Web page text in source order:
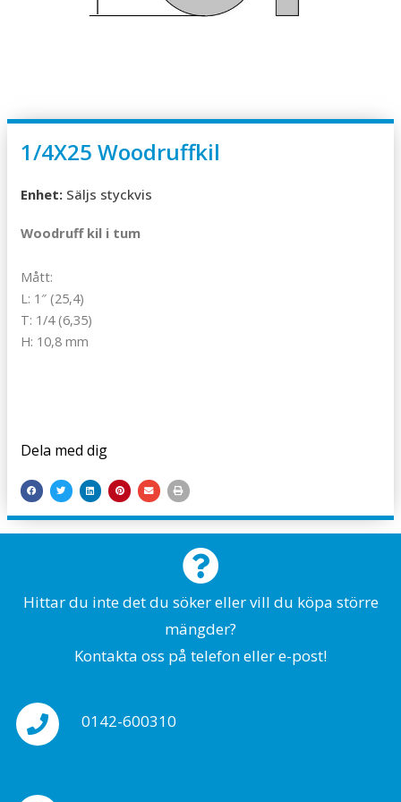
1/4X25 Woodruffkil
Enhet: Säljs styckvis
Woodruff kil i tum
Mått:
L: 1″ (25,4)
T: 1/4 (6,35)
H: 10,8 mm
Dela med dig
Hittar du inte det du söker eller vill du köpa större
mängder?
Kontakta oss på telefon eller e-post!
0142-600310